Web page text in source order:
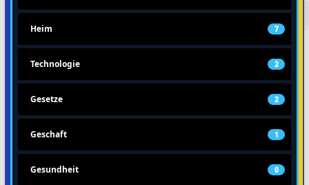
Heim 7
Technologie 2
Gesetze 2
Geschaft 1
Gesundheit 0